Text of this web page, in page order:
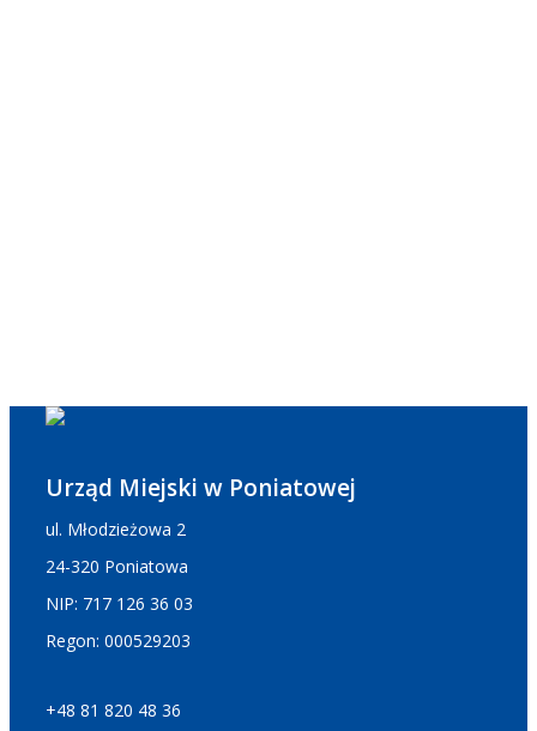
Urząd Miejski w Poniatowej
ul. Młodzieżowa 2
24-320 Poniatowa
NIP: 717 126 36 03
Regon: 000529203
+48 81 820 48 36